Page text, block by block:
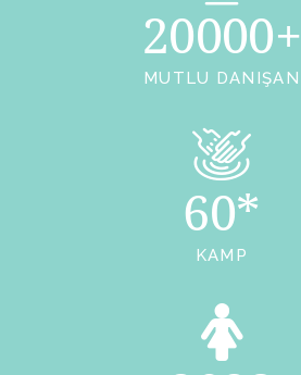
20000+
MUTLU DANIŞAN
60*
KAMP